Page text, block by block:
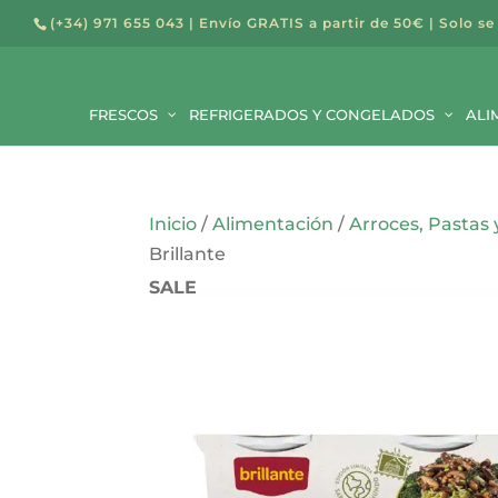
(+34) 971 655 043 | Envío GRATIS a partir de 50€ | Solo
FRESCOS REFRIGERADOS Y CONGELADOS
Inicio /Alimentación /Arroces,
Brillante
SALE